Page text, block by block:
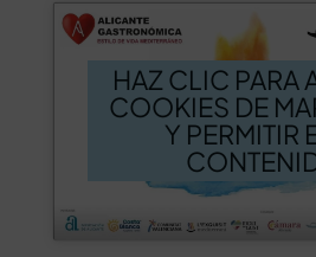
HAZ CLIC PARA
COOKIES DE
Y PERMITIR